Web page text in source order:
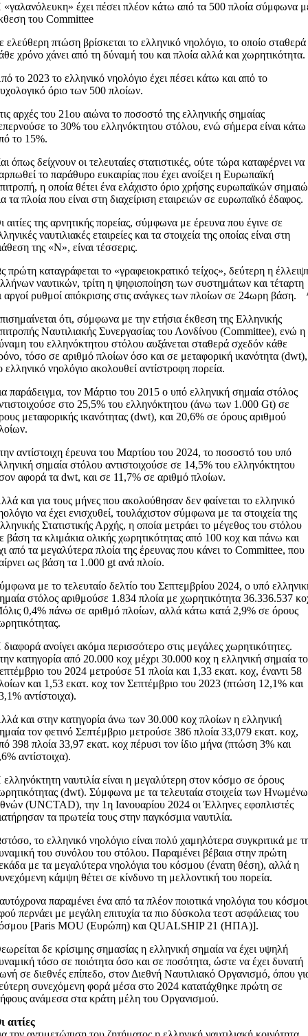
έχει πέσει πλέον κάτω από τα 500 πλοία σύμφωνα
του Committee
ελεύθερη πτώση βρίσκεται το ελληνικό νηολόγιο, το οποίο σταθερά
χρόνο χάνει από τη δύναμή του και πλοία αλλά και χωρητικότητα.
το 2023 το ελληνικό νηολόγιο έχει πέσει κάτω και από το
όριο των 500 πλοίων.
αρχές του 21ου αιώνα το ποσοστό της ελληνικής σημαίας
το 30% του ελληνόκτητου στόλου, ενώ σήμερα είναι κάτω
το 15%.
όπως δείχνουν οι τελευταίες στατιστικές, ούτε τώρα καταφέρνει να
το παράθυρο ευκαιρίας που έχει ανοίξει η Ευρωπαϊκή
η οποία θέτει ένα ελάχιστο όριο χρήσης ευρωπαϊκών
τα πλοία που είναι στη διαχείριση εταιρειών σε ευρωπαϊκό έδαφος.
αιτίες της αρνητικής πορείας, σύμφωνα με έρευνα που έγινε σε
ναυτιλιακές εταιρείες και τα στοιχεία της οποίας είναι στη
της «Ν», είναι τέσσερις.
πρώτη καταγράφεται το «γραφειοκρατικό τείχος», δεύτερη η
ναυτικών, τρίτη η ψηφιοποίηση των συστημάτων και τέταρτη
αργοί ρυθμοί απόκρισης στις ανάγκες των πλοίων σε 24ωρη βάση.
ότι, σύμφωνα με την ετήσια έκθεση της Ελληνικής
Ναυτιλιακής Συνεργασίας του Λονδίνου (Committee), ενώ η
του ελληνόκτητου στόλου αυξάνεται σταθερά σχεδόν κάθε
τόσο σε αριθμό πλοίων όσο και σε μεταφορική ικανότητα (dwt),
ελληνικό νηολόγιο ακολουθεί αντίστροφη πορεία.
παράδειγμα, τον Μάρτιο του 2015 ο υπό ελληνική σημαία στόλος
στο 25,5% του ελληνόκτητου (άνω των 1.000 Gt) σε
μεταφορικής ικανότητας (dwt), και 20,6% σε όρους αριθμού
αντίστοιχη έρευνα του Μαρτίου του 2024, το ποσοστό του υπό
σημαία στόλου αντιστοιχούσε σε 14,5% του ελληνόκτητου
αφορά τα dwt, και σε 11,7% σε αριθμό πλοίων.
και για τους μήνες που ακολούθησαν δεν φαίνεται το ελληνικό
να έχει ενισχυθεί, τουλάχιστον σύμφωνα με τα στοιχεία της
Στατιστικής Αρχής, η οποία μετράει το μέγεθος του στόλου
βάση τα κλιμάκια ολικής χωρητικότητας από 100 κοχ και πάνω και
από τα μεγαλύτερα πλοία της έρευνας που κάνει το Committee, που
ως βάση τα 1.000 gt ανά πλοίο.
με το τελευταίο δελτίο του Σεπτεμβρίου 2024, ο υπό
στόλος αριθμούσε 1.834 πλοία με χωρητικότητα 36.336.537
0,4% πάνω σε αριθμό πλοίων, αλλά κάτω κατά 2,9% σε όρους
ανοίγει ακόμα περισσότερο στις μεγάλες χωρητικότητες.
κατηγορία από 20.000 κοχ μέχρι 30.000 κοχ η ελληνική σημαία
του 2024 μετρούσε 51 πλοία και 1,33 εκατ. κοχ, έναντι 58
και 1,53 εκατ. κοχ τον Σεπτέμβριο του 2023 (πτώση 12,1% και
αντίστοιχα).
και στην κατηγορία άνω των 30.000 κοχ πλοίων η ελληνική
τον φετινό Σεπτέμβριο μετρούσε 386 πλοία 33,079 εκατ. κοχ,
398 πλοία 33,97 εκατ. κοχ πέρυσι τον ίδιο μήνα (πτώση 3% και
αντίστοιχα).
ναυτιλία είναι η μεγαλύτερη στον κόσμο σε όρους
(dwt). Σύμφωνα με τα τελευταία στοιχεία των
(UNCTAD), την 1η Ιανουαρίου 2024 οι Έλληνες εφοπλιστές
τα πρωτεία τους στην παγκόσμια ναυτιλία.
το ελληνικό νηολόγιο είναι πολύ χαμηλότερα συγκριτικά με
του συνόλου του στόλου. Παραμένει βέβαια στην πρώτη
με τα μεγαλύτερα νηολόγια του κόσμου (ένατη θέση), αλλά η
κάμψη θέτει σε κίνδυνο τη μελλοντική του πορεία.
παραμένει ένα από τα πλέον ποιοτικά νηολόγια του
περνάει με μεγάλη επιτυχία τα πιο δύσκολα τεστ ασφάλειας του
[Paris MOU (Ευρώπη) και QUALSHIP 21 (ΗΠΑ)].
δε κρίσιμης σημασίας η ελληνική σημαία να έχει υψηλή
τόσο σε ποιότητα όσο και σε ποσότητα, ώστε να έχει δυνατή
σε διεθνές επίπεδο, στον Διεθνή Ναυτιλιακό Οργανισμό, όπου
συνεχόμενη φορά μέσα στο 2024 κατατάχθηκε πρώτη σε
ανάμεσα στα κράτη μέλη του Οργανισμού.
αιτίες